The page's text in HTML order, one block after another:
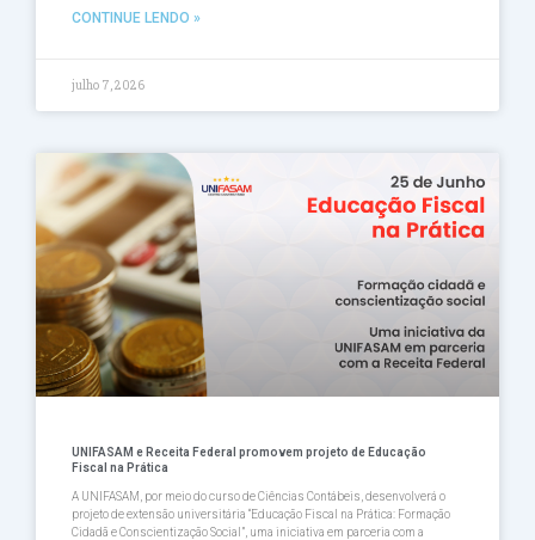
CONTINUE LENDO »
julho 7, 2026
UNIFASAM e Receita Federal promovem projeto de Educação
Fiscal na Prática
A UNIFASAM, por meio do curso de Ciências Contábeis, desenvolverá o
projeto de extensão universitária “Educação Fiscal na Prática: Formação
Cidadã e Conscientização Social”, uma iniciativa em parceria com a